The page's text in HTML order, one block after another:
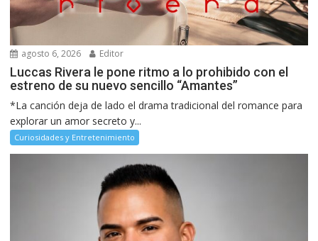
agosto 6, 2026 Editor
Luccas Rivera le pone ritmo a lo prohibido con el
estreno de su nuevo sencillo “Amantes”
*La canción deja de lado el drama tradicional del romance para
explorar un amor secreto y...
Curiosidades y Entretenimiento